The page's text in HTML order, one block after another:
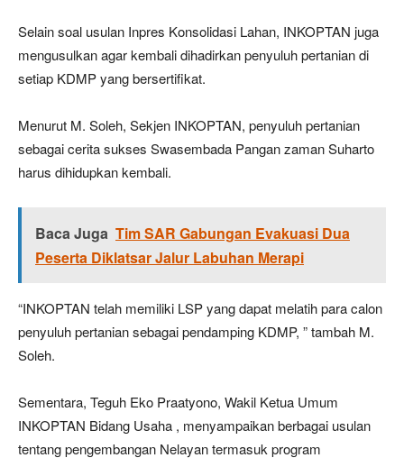
Selain soal usulan Inpres Konsolidasi Lahan, INKOPTAN juga
mengusulkan agar kembali dihadirkan penyuluh pertanian di
setiap KDMP yang bersertifikat.
Menurut M. Soleh, Sekjen INKOPTAN, penyuluh pertanian
sebagai cerita sukses Swasembada Pangan zaman Suharto
harus dihidupkan kembali.
Baca Juga Tim SAR Gabungan Evakuasi Dua
Peserta Diklatsar Jalur Labuhan Merapi
“INKOPTAN telah memiliki LSP yang dapat melatih para calon
penyuluh pertanian sebagai pendamping KDMP, ” tambah M.
Soleh.
Sementara, Teguh Eko Praatyono, Wakil Ketua Umum
INKOPTAN Bidang Usaha , menyampaikan berbagai usulan
tentang pengembangan Nelayan termasuk program